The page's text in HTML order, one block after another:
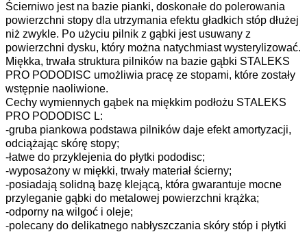
Ścierniwo jest na bazie pianki, doskonałe do polerowania
powierzchni stopy dla utrzymania efektu gładkich stóp dłużej
niż zwykle. Po użyciu pilnik z gąbki jest usuwany z
powierzchni dysku, który można natychmiast wysterylizować.
Miękka, trwała struktura pilników na bazie gąbki STALEKS
PRO PODODISC umożliwia pracę ze stopami, które zostały
wstępnie naoliwione.
Cechy wymiennych gąbek na miękkim podłożu STALEKS
PRO PODODISC L:
-gruba piankowa podstawa pilników daje efekt amortyzacji,
odciążając skórę stopy;
-łatwe do przyklejenia do płytki pododisc;
-wyposażony w miękki, trwały materiał ścierny;
-posiadają solidną bazę klejącą, która gwarantuje mocne
przyleganie gąbki do metalowej powierzchni krążka;
-odporny na wilgoć i oleje;
-polecany do delikatnego nabłyszczania skóry stóp i płytki